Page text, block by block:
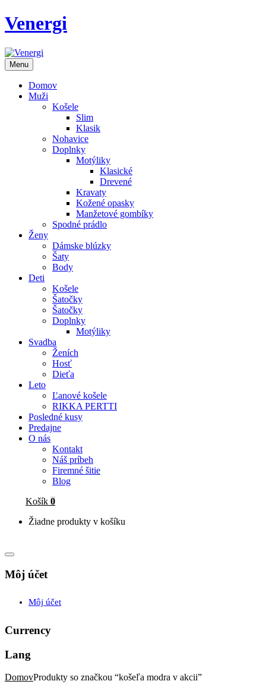
Venergi
Menu
Domov
Muži
Košele
Slim
Klasik
Nohavice
Doplnky
Motýliky
Klasické
Drevené
Kravaty
Kožené opasky
Manžetové gombíky
Spodné prádlo
Ženy
Dámske blúzky
Šaty
Body
Deti
Košele
Šatočky
Šatočky
Doplnky
Motýliky
Svadba
Ženích
Hosť
Dieťa
Leto
Ľanové košele
RIKKA PERTTI
Posledné kusy
Predajne
O nás
Kontakt
Náš príbeh
Firemné šitie
Blog
Košík 0
Žiadne produkty v košíku
Môj účet
Môj účet
Currency
Lang
DomovProdukty so značkou “košeľa modra v akcii”